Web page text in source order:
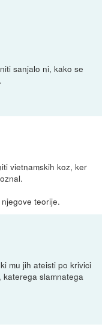
sanjalo ni, kako se
vietnamskih koz, ker
teorije.
mu jih ateisti po krivici
katerega slamnatega